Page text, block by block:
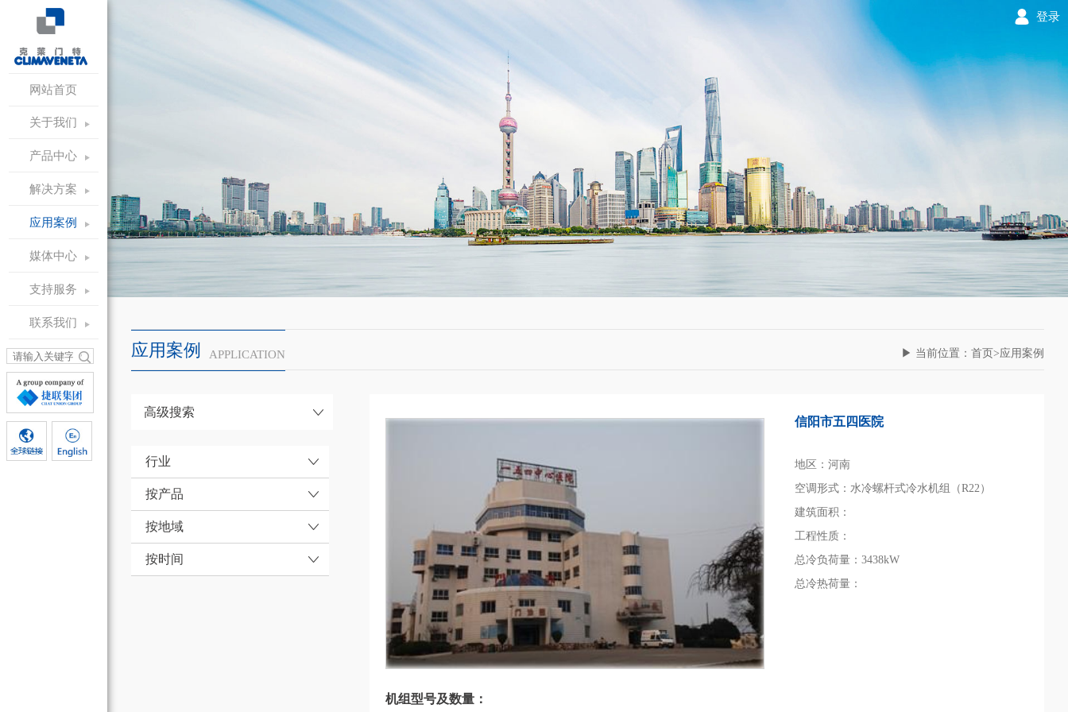
网站首页
关于我们
产品中心
解决方案
应用案例
媒体中心
支持服务
联系我们
登录
应用案例 APPLICATION ▶ 当前位置：首页>应用案例
高级搜索
行业
按产品
按地域
按时间
信阳市五四医院
地区：河南
空调形式：水冷螺杆式冷水机组（R22）
建筑面积：
工程性质：
总冷负荷量：3438kW
总冷热荷量：
机组型号及数量：